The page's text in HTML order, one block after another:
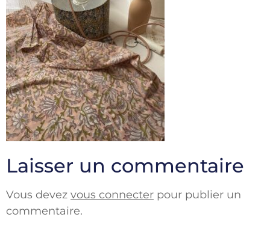
Laisser un commentaire
Vous devez vous connecter pour publier un
commentaire.